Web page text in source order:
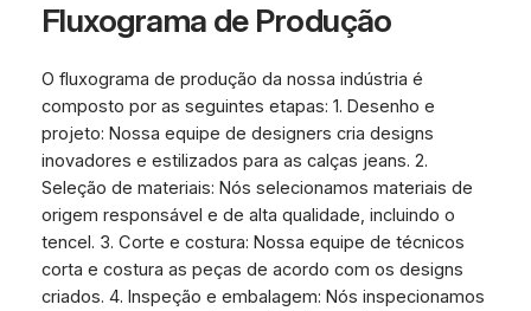
Fluxograma de Produção
O fluxograma de produção da nossa indústria é
composto por as seguintes etapas: 1. Desenho e
projeto: Nossa equipe de designers cria designs
inovadores e estilizados para as calças jeans. 2.
Seleção de materiais: Nós selecionamos materiais de
origem responsável e de alta qualidade, incluindo o
tencel. 3. Corte e costura: Nossa equipe de técnicos
corta e costura as peças de acordo com os designs
criados. 4. Inspeção e embalagem: Nós inspecionamos